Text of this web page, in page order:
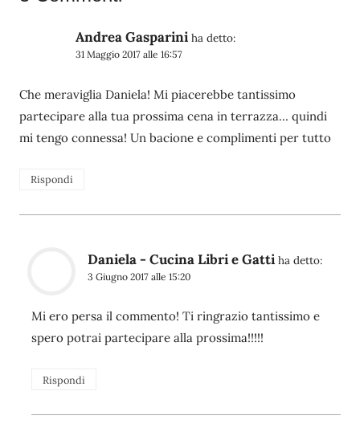
Andrea Gasparini ha detto:
31 Maggio 2017 alle 16:57
Che meraviglia Daniela! Mi piacerebbe tantissimo
partecipare alla tua prossima cena in terrazza… quindi
mi tengo connessa! Un bacione e complimenti per tutto
Rispondi
Daniela - Cucina Libri e Gatti ha detto:
3 Giugno 2017 alle 15:20
Mi ero persa il commento! Ti ringrazio tantissimo e
spero potrai partecipare alla prossima!!!!!
Rispondi